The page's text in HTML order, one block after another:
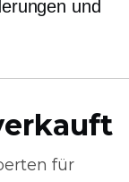
und
für